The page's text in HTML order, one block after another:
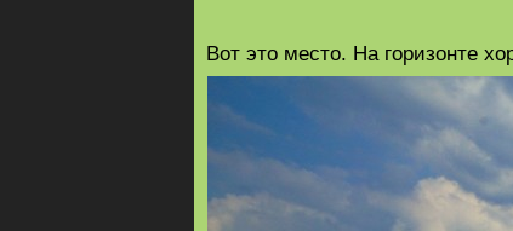
Вот это место. На горизонте